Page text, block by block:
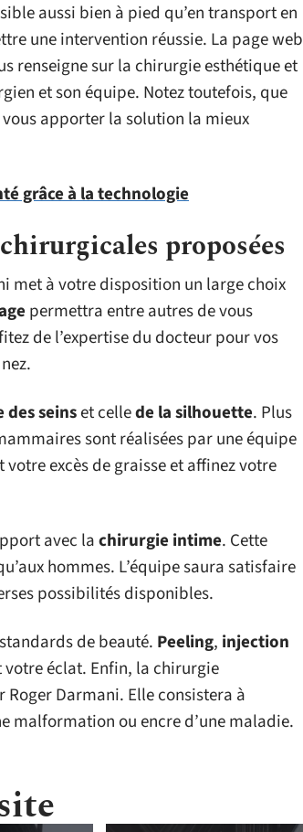
aussi bien à pied qu’en transport en
une intervention réussie. La page web
renseigne sur la chirurgie esthétique et
et son équipe. Notez toutefois, que
apporter la solution la mieux
grâce à la technologie
proposées
met à votre disposition un large choix
permettra entre autres de vous
de l’expertise du docteur pour vos
seinset cellede la silhouette. Plus
sont réalisées par une équipe
excès de graisse et affinez votre
avec lachirurgie intime. Cette
hommes. L’équipe saura satisfaire
possibilités disponibles.
de beauté. Peeling, injection
éclat. Enfin, la chirurgie
Darmani. Elle consistera à
malformation ou encre d’une maladie.